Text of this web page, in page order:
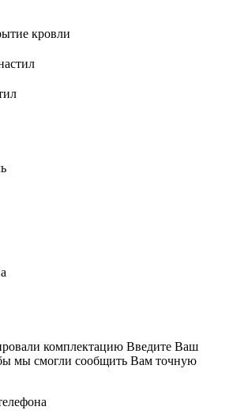
кровли
комплектацию Введите Ваш
мы смогли сообщить Вам точную